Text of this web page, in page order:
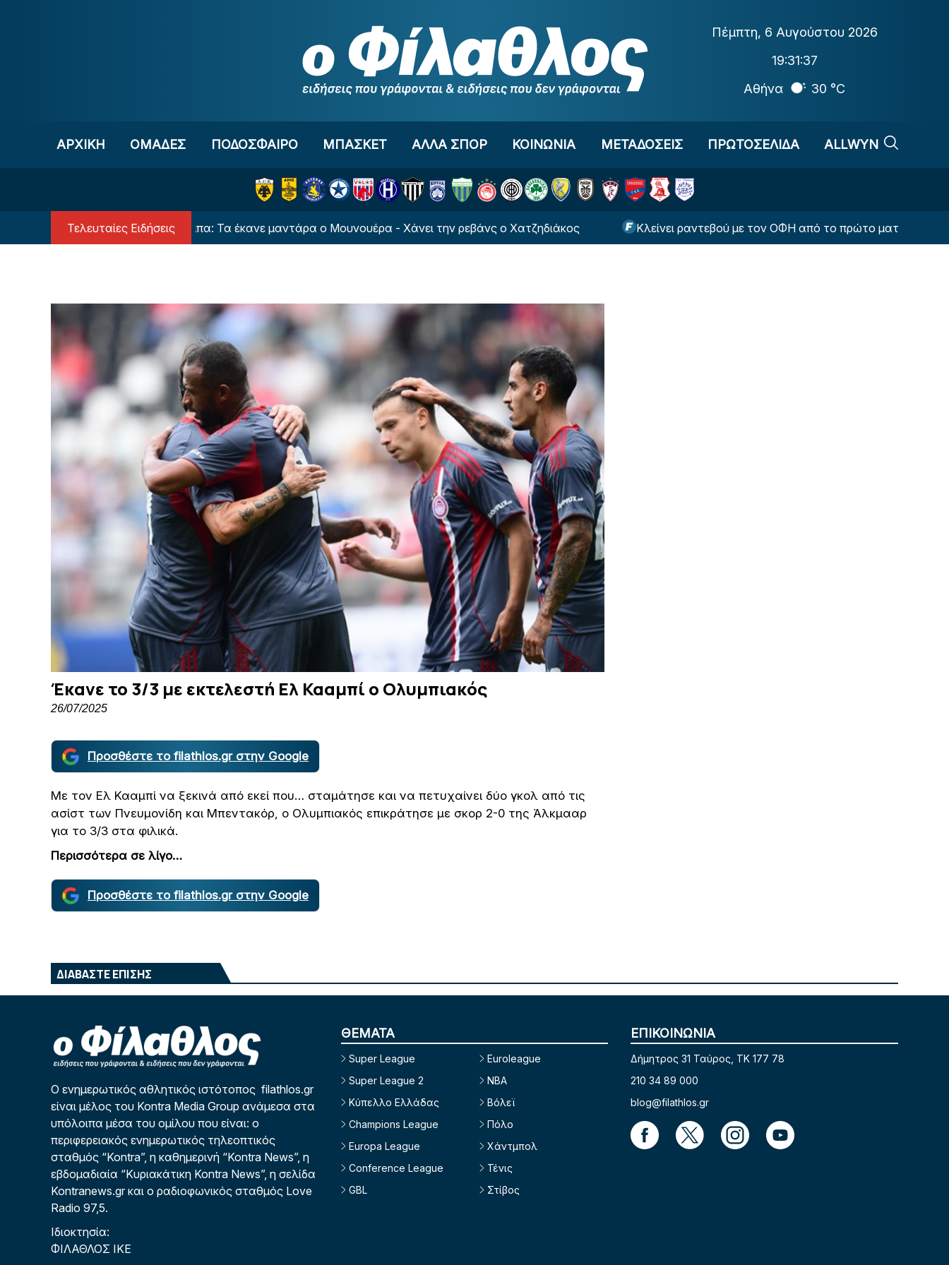
Πέμπτη, 6 Αυγούστου 2026
19:31:38
Αθήνα
30 °C
ΑΡΧΙΚΗ OΜΑΔΕΣ ΠΟΔΟΣΦΑΙΡΟ ΜΠΑΣΚΕΤ ΑΛΛΑ ΣΠΟΡ ΚΟΙΝΩΝΙΑ ΜΕΤΑΔΟΣΕΙΣ ΠΡΩΤΟΣΕΛΙΔΑ ALLWYN
Τελευταίες Ειδήσεις
Χαμός στην Τούμπα: Τα έκανε μαντάρα ο Μουνουέρα - Χάνει την ρεβάνς ο Χατζηδιάκος Κλείνει ραντεβού με τον ΟΦΗ από το πρώτο ματς η ΤΣΣΚΑ
Έκανε το 3/3 με εκτελεστή Ελ Κααμπί ο Ολυμπιακός
26/07/2025
Προσθέστε το filathlos.gr στην Google
Με τον Ελ Κααμπί να ξεκινά από εκεί που… σταμάτησε και να πετυχαίνει δύο γκολ από τις
ασίστ των Πνευμονίδη και Μπεντακόρ, ο Ολυμπιακός επικράτησε με σκορ 2-0 της Άλκμααρ
για το 3/3 στα φιλικά.
Περισσότερα σε λίγο…
Προσθέστε το filathlos.gr στην Google
ΔΙΑΒΑΣΤΕ ΕΠΙΣΗΣ
Ο ενημερωτικός αθλητικός ιστότοπος filathlos.gr
είναι μέλος του Kontra Media Group ανάμεσα στα
υπόλοιπα μέσα του ομίλου που είναι: ο
περιφερειακός ενημερωτικός τηλεοπτικός
σταθμός “Kontra”, η καθημερινή “Kontra News”, η
εβδομαδιαία “Κυριακάτικη Kontra News”, η σελίδα
Kontranews.gr και ο ραδιοφωνικός σταθμός Love
Radio 97,5.
Ιδιοκτησία:
ΦΙΛΑΘΛΟΣ ΙΚΕ
ΘΕΜΑΤΑ
Super League
Super League 2
Κύπελλο Ελλάδας
Champions League
Europa League
Conference League
GBL
Euroleague
NBA
Βόλεϊ
Πόλο
Χάντμπολ
Τένις
Στίβος
ΕΠΙΚΟΙΝΩΝΙΑ
Δήμητρος 31 Ταύρος, TK 177 78
210 34 89 000
blog@filathlos.gr